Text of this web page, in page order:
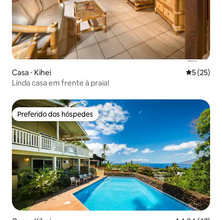
Casa ⋅ Kihei 5 de uma
5 (25)
Linda casa em frente à praia!
Preferido dos hóspedes
Preferido dos hóspedes